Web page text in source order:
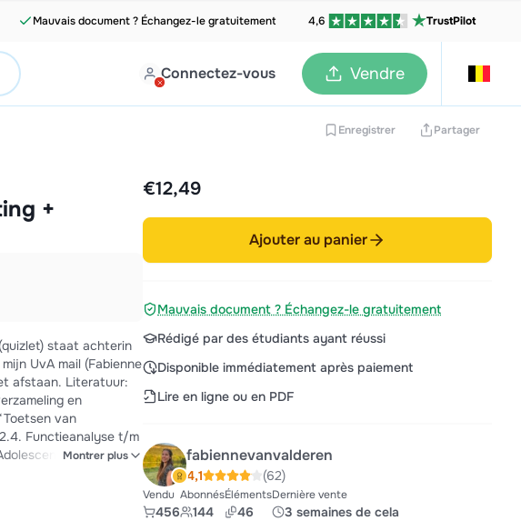
Mauvais document ? Échangez-le gratuitement 4,6 TrustPilot
Connectez-vous Vendre
Enregistrer Partager
+
staat achterin
Literatuur:
en
van
Functieanalyse t/m
Praktijk,
t/m 8.3.
component.
Montrer plus
€12,49
Ajouter au panier
Mauvais document ? Échangez-le gratuitement
Rédigé par des étudiants ayant réussi
Disponible immédiatement après paiement
Lire en ligne ou en PDF
fabiennevanvalderen
4,1 (62)
Vendu
456
Abonnés
144
Éléments
46
Dernière vente
3 semaines de cela